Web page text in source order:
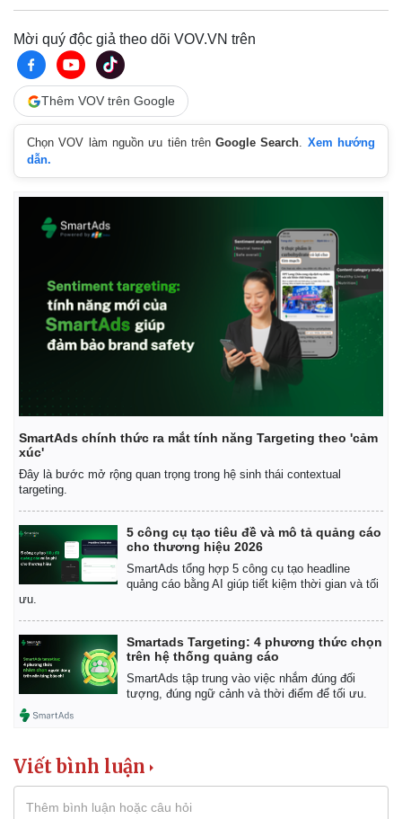
Kinh tế
Bất động sản
Thị trường
Giá vàng
Tiêu dùng
Mời quý độc giả theo dõi VOV.VN trên
Thêm VOV trên Google
Chọn VOV làm nguồn ưu tiên trênGoogle Search. Xem hướng
dẫn.
SmartAds chính thức ra mắt tính năng Targeting theo 'cảm
xúc'
Đây là bước mở rộng quan trọng trong hệ sinh thái contextual
targeting.
5 công cụ tạo tiêu đề và mô tả quảng cáo
cho thương hiệu 2026
SmartAds tổng hợp 5 công cụ tạo headline
quảng cáo bằng AI giúp tiết kiệm thời gian và tối
ưu.
Smartads Targeting: 4 phương thức chọn
trên hệ thống quảng cáo
SmartAds tập trung vào việc nhắm đúng đối
tượng, đúng ngữ cảnh và thời điểm để tối ưu.
Viết bình luận